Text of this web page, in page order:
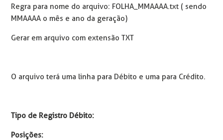
Regra para nome do arquivo: FOLHA_MMAAAA.txt ( sendo
MMAAAA o mês e ano da geração)
Gerar em arquivo com extensão TXT
O arquivo terá uma linha para Débito e uma para Crédito.
Tipo de Registro Débito:
Posições: